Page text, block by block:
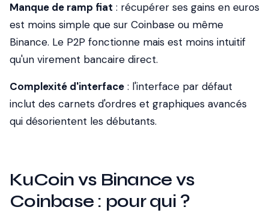
Manque de ramp fiat : récupérer ses gains en euros
est moins simple que sur Coinbase ou même
Binance. Le P2P fonctionne mais est moins intuitif
qu'un virement bancaire direct.
Complexité d'interface : l'interface par défaut
inclut des carnets d'ordres et graphiques avancés
qui désorientent les débutants.
KuCoin vs Binance vs
Coinbase : pour qui ?